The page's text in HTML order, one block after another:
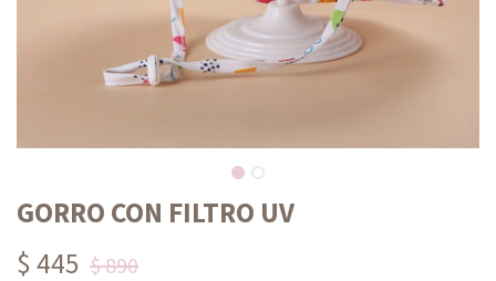
GORRO CON FILTRO UV
$ 445 $ 890